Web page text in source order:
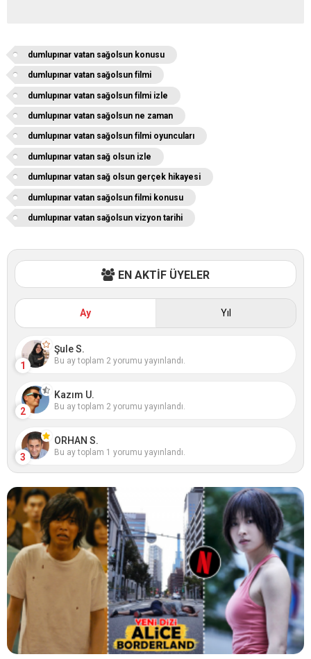
dumlupınar vatan sağolsun konusu
dumlupınar vatan sağolsun filmi
dumlupınar vatan sağolsun filmi izle
dumlupınar vatan sağolsun ne zaman
dumlupınar vatan sağolsun filmi oyuncuları
dumlupınar vatan sağ olsun izle
dumlupınar vatan sağ olsun gerçek hikayesi
dumlupınar vatan sağolsun filmi konusu
dumlupınar vatan sağolsun vizyon tarihi
EN AKTİF ÜYELER
Ay Yıl
1
Şule S.
Bu ay toplam 2 yorumu yayınlandı.
2
Kazım U.
Bu ay toplam 2 yorumu yayınlandı.
3
ORHAN S.
Bu ay toplam 1 yorumu yayınlandı.